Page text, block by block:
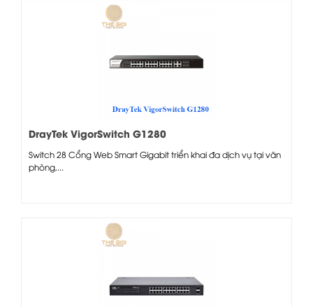
DrayTek VigorSwitch G1280
Switch 28 Cổng Web Smart Gigabit triển khai đa dịch vụ tại văn
phòng,...